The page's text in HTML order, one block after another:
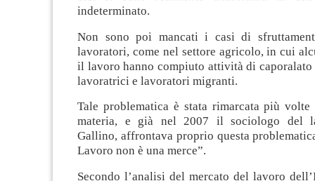
indeterminato.
Non sono poi mancati i casi di
lavoratori, come nel settore agricolo, in cui
il lavoro hanno compiuto attività di
lavoratrici e lavoratori migranti.
Tale problematica è stata rimarcata più
materia, e già nel 2007 il sociologo del
Gallino, affrontava proprio questa
Lavoro non è una merce”.
Secondo l’analisi del mercato del lavoro